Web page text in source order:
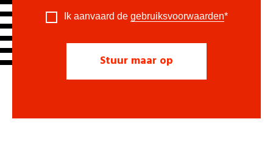
Ik aanvaard de gebruiksvoorwaarden*